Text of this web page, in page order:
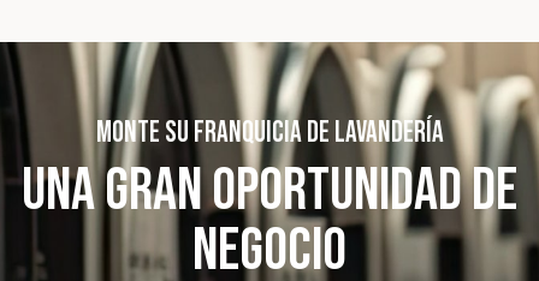
MONTE SU FRANQUICIA DE LAVANDERÍA
UNA GRAN OPORTUNIDADDE
NEGOCIO